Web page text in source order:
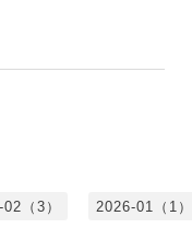
（3） 2026-01（1）